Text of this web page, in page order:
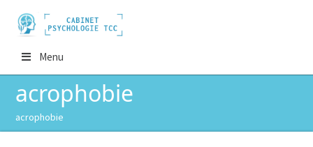
Menu
acrophobie
acrophobie